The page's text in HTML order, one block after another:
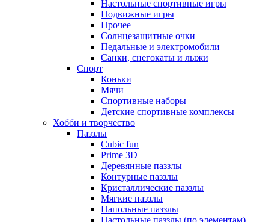
Настольные спортивные игры
Подвижные игры
Прочее
Солнцезащитные очки
Педальные и электромобили
Санки, снегокаты и лыжи
Спорт
Коньки
Мячи
Спортивные наборы
Детские спортивные комплексы
Хобби и творчество
Паззлы
Cubic fun
Prime 3D
Деревянные паззлы
Контурные паззлы
Кристаллические паззлы
Мягкие паззлы
Напольные паззлы
Настольные паззлы (по элементам)